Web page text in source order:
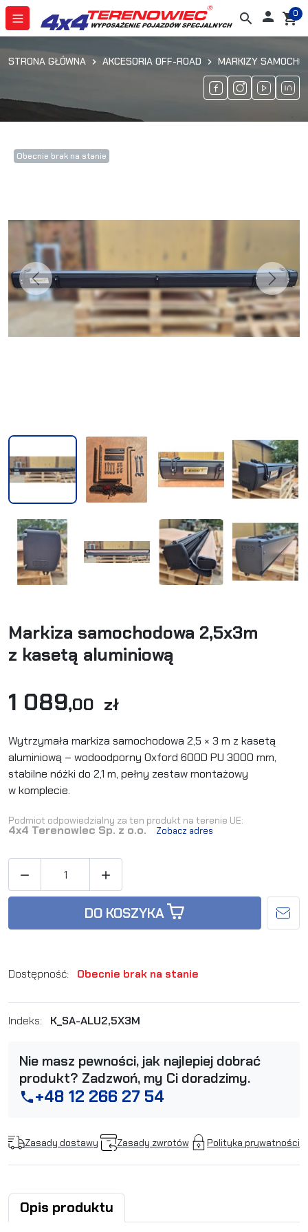
search  shopping_cart
0
STRONA GŁÓWNA AKCESORIA OFF-ROAD MARKIZY
Obecnie brak na stanie
Previous Next
Markiza samochodowa 2,5x3m
z kasetą aluminiową
1 089,00 zł
Wytrzymała markiza samochodowa 2,5 × 3 m z kasetą
aluminiową – wodoodporny Oxford 600D PU 3000 mm,
stabilne nóżki do 2,1 m, pełny zestaw montażowy
w komplecie.
Podmiot odpowiedzialny za ten produkt na terenie UE:
4x4 Terenowiec Sp. z o.o. Zobacz adres
 
DO KOSZYKA
Dostępność: Obecnie brak na stanie
Indeks: K_SA-ALU2,5X3M
Nie masz pewności, jak najlepiej dobrać
produkt? Zadzwoń, my Ci doradzimy.
phone+48 12 266 27 54
Zasady dostawy Zasady zwrotów Polityka prywatności
Opis produktu